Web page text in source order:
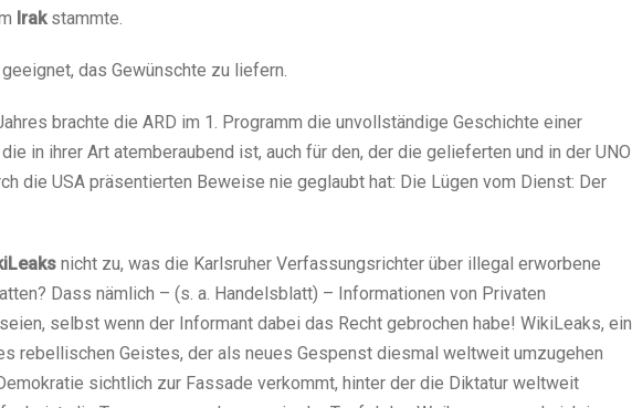
Irakstammte.
das Gewünschte zu liefern.
brachte die ARD im 1. Programm die unvollständige Geschichte einer
in ihrer Art atemberaubend ist, auch für den, der die gelieferten und in der UNO
die USA präsentierten Beweise nie geglaubt hat: Die Lügen vom Dienst: Der
nicht zu, was die Karlsruher Verfassungsrichter über illegal erworbene
Dass nämlich – (s. a. Handelsblatt) – Informationen von Privaten
selbst wenn der Informant dabei das Recht gebrochen habe! WikiLeaks, ein
rebellischen Geistes, der als neues Gespenst diesmal weltweit umzugehen
sichtlich zur Fassade verkommt, hinter der die Diktatur weltweit